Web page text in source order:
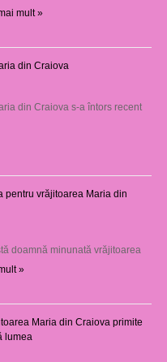
mult »
din Craiova
din Craiova s-a întors recent
pentru vrăjitoarea Maria din
doamnă minunată vrăjitoarea
»
Maria din Craiova primite
lumea